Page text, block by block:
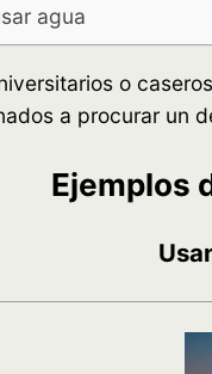
agua
o
a procurar un
Ejemplos